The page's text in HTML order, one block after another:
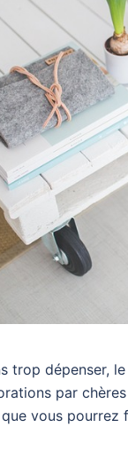
trop dépenser,
par
vous pourrez